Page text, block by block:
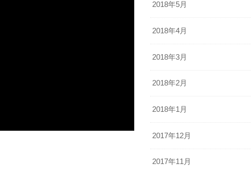
2018年5月
2018年4月
2018年3月
2018年2月
2018年1月
2017年12月
2017年11月